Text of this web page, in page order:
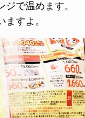
で温めます。
すよ。